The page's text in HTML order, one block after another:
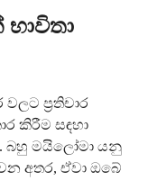
ප්‍රතිචාර
කිරීම සඳහා
බහු මයිලෝමා යනු
අතර, ඒවා ඔබේ